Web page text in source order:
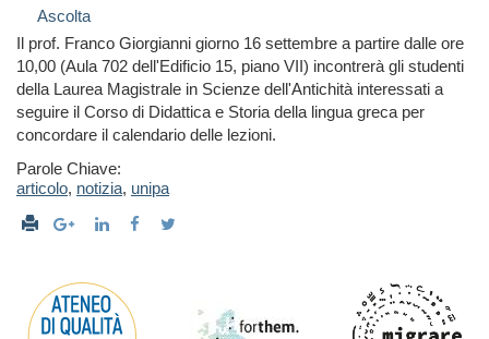
Ascolta
Il prof. Franco Giorgianni giorno 16 settembre a partire dalle ore
10,00 (Aula 702 dell'Edificio 15, piano VII) incontrerà gli studenti
della Laurea Magistrale in Scienze dell'Antichità interessati a
seguire il Corso di Didattica e Storia della lingua greca per
concordare il calendario delle lezioni.
Parole Chiave:
articolo, notizia, unipa